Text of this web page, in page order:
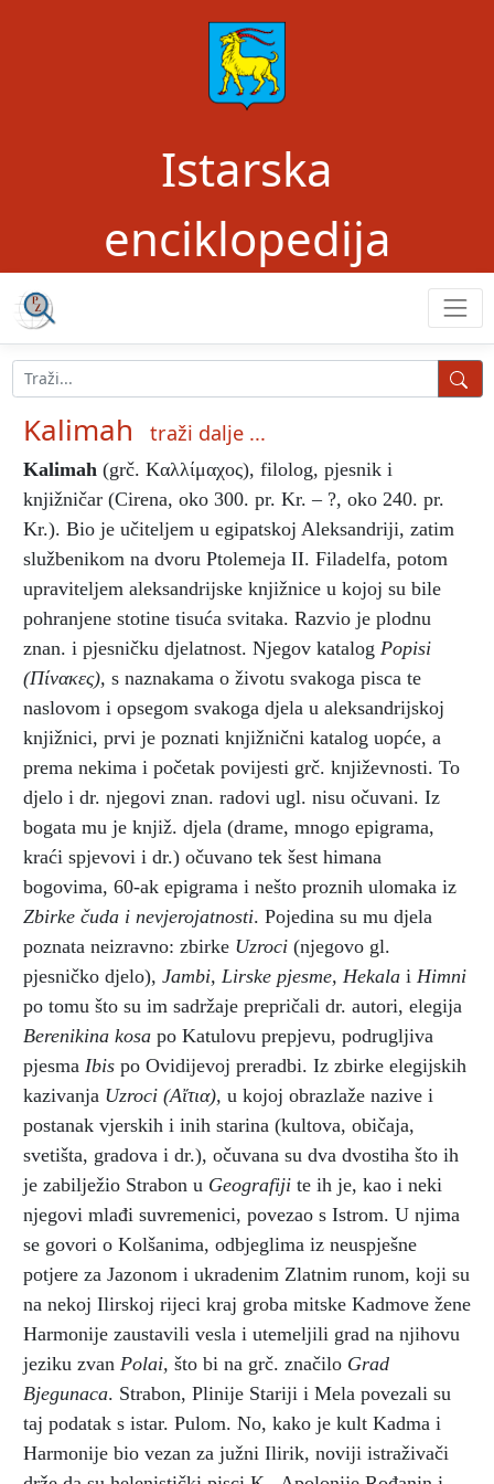
Istarska
enciklopedija
Kalimah traži dalje ...
Kalimah (grč. Kαλλίμαχος), filolog, pjesnik i
knjižničar (Cirena, oko 300. pr. Kr. – ?, oko 240. pr.
Kr.). Bio je učiteljem u egipatskoj Aleksandriji, zatim
službenikom na dvoru Ptolemeja II. Filadelfa, potom
upraviteljem aleksandrijske knjižnice u kojoj su bile
pohranjene stotine tisuća svitaka. Razvio je plodnu
znan. i pjesničku djelatnost. Njegov katalog Popisi
(Πίνακες), s naznakama o životu svakoga pisca te
naslovom i opsegom svakoga djela u aleksandrijskoj
knjižnici, prvi je poznati knjižnični katalog uopće, a
prema nekima i početak povijesti grč. književnosti. To
djelo i dr. njegovi znan. radovi ugl. nisu očuvani. Iz
bogata mu je knjiž. djela (drame, mnogo epigrama,
kraći spjevovi i dr.) očuvano tek šest himana
bogovima, 60-ak epigrama i nešto proznih ulomaka iz
Zbirke čuda i nevjerojatnosti. Pojedina su mu djela
poznata neizravno: zbirke Uzroci (njegovo gl.
pjesničko djelo), Jambi, Lirske pjesme, Hekala i Himni
po tomu što su im sadržaje prepričali dr. autori, elegija
Berenikina kosa po Katulovu prepjevu, podrugljiva
pjesma Ibis po Ovidijevoj preradbi. Iz zbirke elegijskih
kazivanja Uzroci (Αἴτια), u kojoj obrazlaže nazive i
postanak vjerskih i inih starina (kultova, običaja,
svetišta, gradova i dr.), očuvana su dva dvostiha što ih
je zabilježio Strabon u Geografiji te ih je, kao i neki
njegovi mlađi suvremenici, povezao s Istrom. U njima
se govori o Kolšanima, odbjeglima iz neuspješne
potjere za Jazonom i ukradenim Zlatnim runom, koji su
na nekoj Ilirskoj rijeci kraj groba mitske Kadmove žene
Harmonije zaustavili vesla i utemeljili grad na njihovu
jeziku zvan Polai, što bi na grč. značilo Grad
Bjegunaca. Strabon, Plinije Stariji i Mela povezali su
taj podatak s istar. Pulom. No, kako je kult Kadma i
Harmonije bio vezan za južni Ilirik, noviji istraživači